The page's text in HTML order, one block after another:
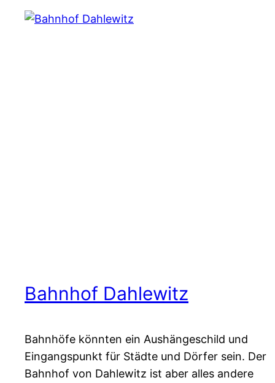
Bahnhof Dahlewitz
Bahnhöfe könnten ein Aushängeschild und
Eingangspunkt für Städte und Dörfer sein. Der
Bahnhof von Dahlewitz ist aber alles andere